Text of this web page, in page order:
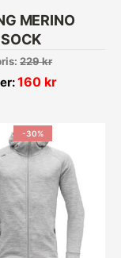
MERINO
229kr
160 kr
-30%